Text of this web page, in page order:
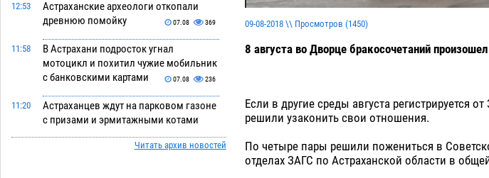
12:53
Астраханские археологи откопали
древнюю помойку
07.08 369
11:58
В Астрахани подросток угнал
мотоцикл и похитил чужие мобильник
с банковскими картами
07.08 236
11:20
Астраханцев ждут на парковом газоне
с призами и эрмитажными котами
07.08 197
Читать архив новостей
09-08-2018 \\ Просмотров (1450)
8 августа во Дворце бракосочетаний
Если в другие среды августа регистрируется
решили узаконить свои отношения.
По четыре пары решили пожениться в
отделах ЗАГС по Астраханской области в